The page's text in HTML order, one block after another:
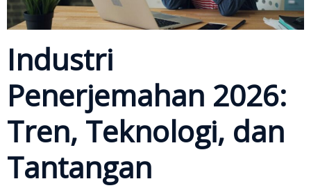
Industri
Penerjemahan 2026:
Tren, Teknologi, dan
Tantangan
Asia
Perusahaan
Teknologi
Keuangan
Solusi